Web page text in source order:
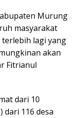
Murung
masyarakat
lagi yang
akan
Fitrianul
dari 10
dari 116 desa